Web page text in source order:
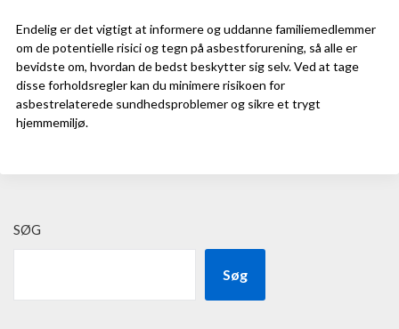
Endelig er det vigtigt at informere og uddanne familiemedlemmer
om de potentielle risici og tegn på asbestforurening, så alle er
bevidste om, hvordan de bedst beskytter sig selv. Ved at tage
disse forholdsregler kan du minimere risikoen for
asbestrelaterede sundhedsproblemer og sikre et trygt
hjemmemiljø.
SØG
Søg